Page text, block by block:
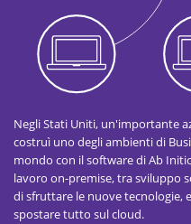
Negli Stati Uniti, un'importante
costruì uno degli ambienti di
mondo con il software di Ab
lavoro on-premise, tra sviluppo
di sfruttare le nuove tecnologie,
spostare tutto sul cloud.